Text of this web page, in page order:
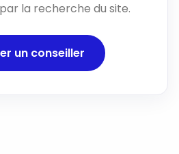
la recherche du site.
un conseiller